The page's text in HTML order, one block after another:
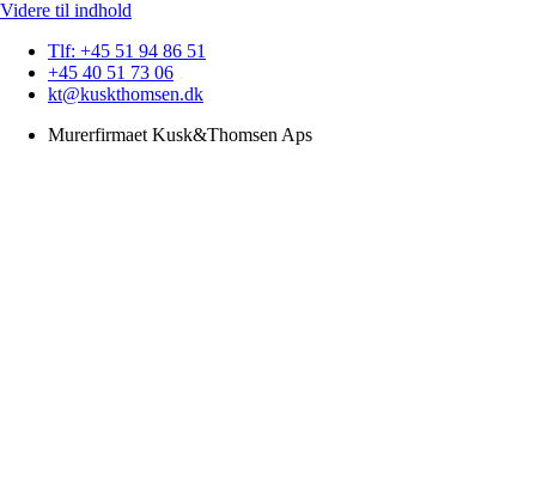
Videre til indhold
Tlf: +45 51 94 86 51
+45 40 51 73 06
kt@kuskthomsen.dk
Murerfirmaet Kusk&Thomsen Aps